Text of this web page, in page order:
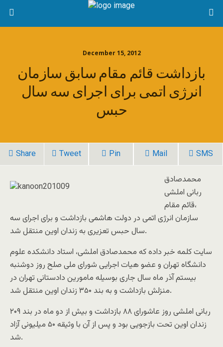
December 15, 2012
بازداشت قائم مقام سابق سازمان
انرژی اتمی برای اجرای سه سال
حبس
Share Tweet Pin Mail SMS
محمدصادق
ربانی املشی
،قائم مقام
سازمان انرژی اتمی در دولت هاشمی بازداشت و برای اجرای سه
سال حبس تعزیری به زندان اوین منتقل شد.
سایت کلمه خبر داده که محمدصادق املشی، استاد دانشکده علوم
دانشگاه تهران و عضو هیات اجرایی شورای ملی صلح روز دوشنبه
بیستم آذر ماه سال جاری بوسیله مامورین دادستانی تهران در
منزلش بازداشت و به بند ۳۵۰ زندان اوین منتقل شد.
ربانی املشی روز عاشورای ۸۸ بازداشت و بیش از دو ماه در بند ۲۰۹
زندان اوین تحت بازجویی بود و پس از آن با وثیقه ۵۰ میلیونی آزاد
شد.